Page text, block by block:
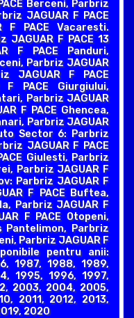
Berceni, Parbriz
JAGUAR F PACE
F PACE Vacaresti.
F PACE 13
F PACE Panduri,
Parbriz JAGUAR
JAGUAR F PACE
F PACE Giurgiului,
Parbriz JAGUAR
F PACE Ghencea,
Parbriz JAGUAR
Sector 6: Parbriz
JAGUAR F PACE
Giulesti, Parbriz
Parbriz JAGUAR F
Parbriz JAGUAR F
F PACE Buftea,
Parbriz JAGUAR F
F PACE Otopeni,
Pantelimon, Parbriz
Parbriz JAGUAR F
pentru anii:
1987, 1988, 1989,
1995, 1996, 1997,
2003, 2004, 2005,
2011, 2012, 2013,
2020